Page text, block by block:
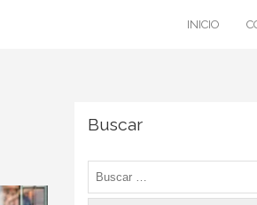
INICIO
Buscar
Buscar: